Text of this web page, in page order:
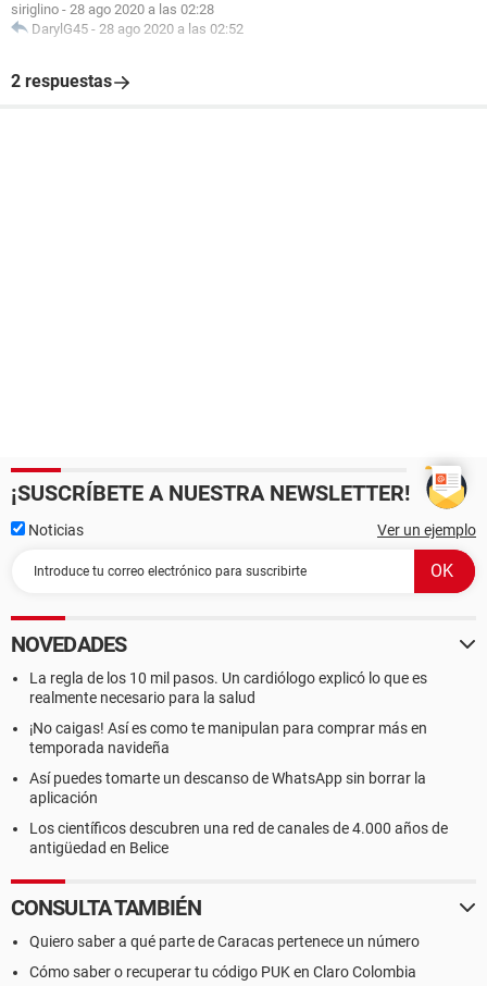
siriglino - 28 ago 2020 a las 02:28
DarylG45 - 28 ago 2020 a las 02:52
2 respuestas
¡SUSCRÍBETE A NUESTRA NEWSLETTER!
Noticias Ver un ejemplo
NOVEDADES
La regla de los 10 mil pasos. Un cardiólogo explicó lo que es
realmente necesario para la salud
¡No caigas! Así es como te manipulan para comprar más en
temporada navideña
Así puedes tomarte un descanso de WhatsApp sin borrar la
aplicación
Los científicos descubren una red de canales de 4.000 años de
antigüedad en Belice
CONSULTA TAMBIÉN
Quiero saber a qué parte de Caracas pertenece un número
Cómo saber o recuperar tu código PUK en Claro Colombia